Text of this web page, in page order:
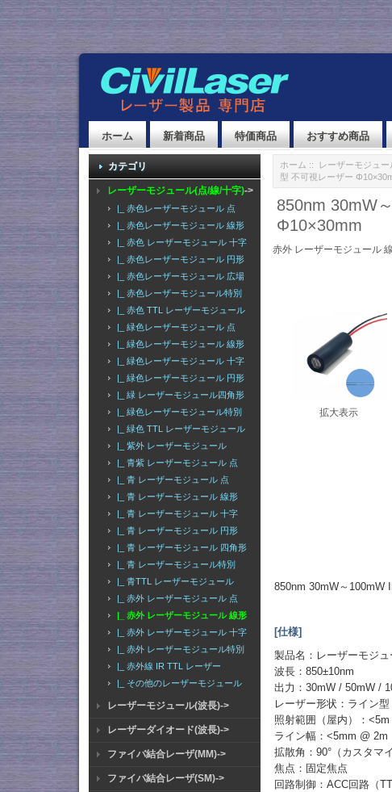
ホーム 新着商品 特価商品 おすすめ商品
カテゴリ
レーザーモジュール(点/線/十字)->
|_ 赤色レーザーモジュール 点
|_ 赤色レーザーモジュール 線形
|_ 赤色 レーザーモジュール 十字
|_ 赤色レーザーモジュール 円形
|_ 赤色レーザーモジュール 広場
|_ 赤色レーザーモジュール特別
|_ 赤色 TTL レーザーモジュール
|_ 緑色レーザーモジュール 点
|_ 緑色レーザーモジュール 線形
|_ 緑色レーザーモジュール 十字
|_ 緑色レーザーモジュール 円形
|_ 緑 レーザーモジュール四角形
|_ 緑色レーザーモジュール特別
|_ 緑色 TTL レーザーモジュール
|_ 紫外 レーザーモジュール
|_ 青紫 レーザーモジュール 点
|_ 青 レーザーモジュール 点
|_ 青 レーザーモジュール 線形
|_ 青 レーザーモジュール 十字
|_ 青 レーザーモジュール 円形
|_ 青 レーザーモジュール 四角形
|_ 青 レーザーモジュール特別
|_ 青TTL レーザーモジュール
|_ 赤外 レーザーモジュール 点
|_ 赤外 レーザーモジュール 線形
|_ 赤外 レーザーモジュール 十字
|_ 赤外 レーザーモジュール特別
|_ 赤外線 IR TTL レーザー
|_ その他のレーザーモジュール
レーザーモジュール(波長)->
レーザーダイオード(波長)->
ファイバ結合レーザ(MM)->
ファイバ結合レーザ(SM)->
ホーム :: レーザーモジュ
型 不可視レーザー
850nm 30mW
Φ10×30mm
赤外 レーザーモジュール
拡大表示
850nm 30mW～100mW
[仕様]
製品名：レーザーモジュ
波長：850±10nm
出力：30mW / 50mW /
レーザー形状：ライン型
照射範囲（屋内）：<5m
ライン幅：<5mm @ 2m
拡散角：90°（カスタマ
焦点：固定焦点
回路制御：ACC回路（